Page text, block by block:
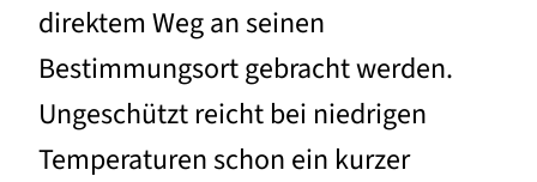
direktem Weg an seinen
Bestimmungsort gebracht werden.
Ungeschützt reicht bei niedrigen
Temperaturen schon ein kurzer